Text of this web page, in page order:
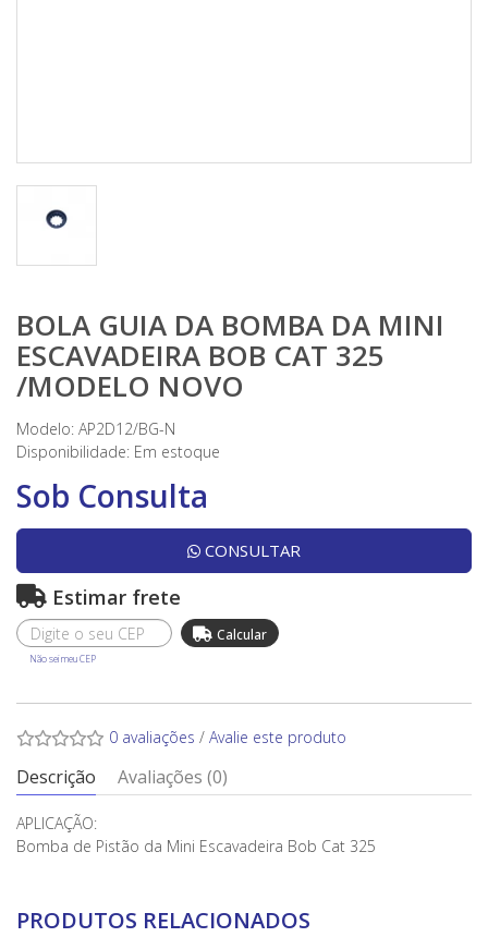
BOLA GUIA DA BOMBA DA MINI
ESCAVADEIRA BOB CAT 325
/MODELO NOVO
Modelo: AP2D12/BG-N
Disponibilidade: Em estoque
Sob Consulta
CONSULTAR
Estimar frete
Não sei meu CEP
0 avaliações / Avalie este produto
Descrição Avaliações (0)
APLICAÇÃO:
Bomba de Pistão da Mini Escavadeira Bob Cat 325
PRODUTOS RELACIONADOS